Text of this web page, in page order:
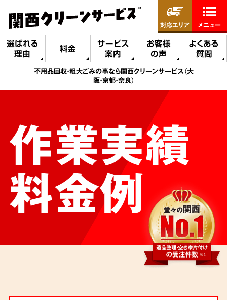
選ばれる
理由
料金
サービス
案内
お客様
の声
よくある
質問
対応エリア メニュー
不用品回収・粗大ごみの事なら関西クリーンサービス（大
阪・京都・奈良）
作業実績
料金例